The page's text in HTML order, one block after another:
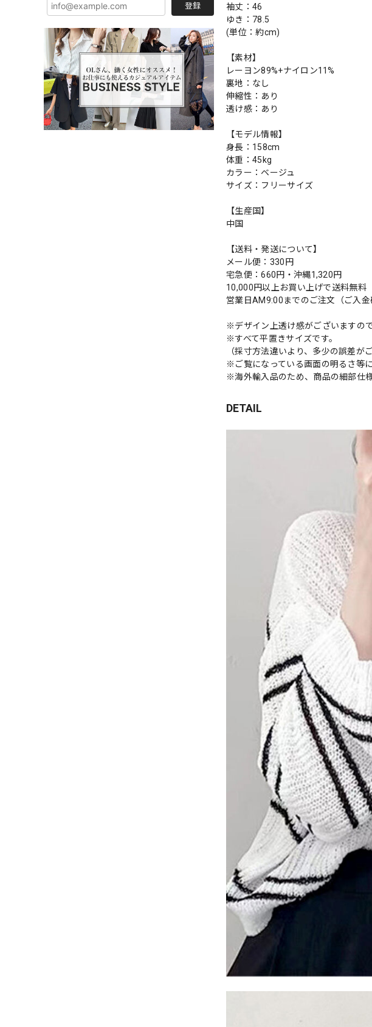
登録
袖丈：46
ゆき：78.5
(単位：約cm)
【素材】
レーヨン89%+ナイロン11%
裏地：なし
伸縮性：あり
透け感：あり
【モデル情報】
身長：158cm
体重：45kg
カラー：ベージュ
サイズ：フリーサイズ
【生産国】
中国
【送料・発送について】
メール便：330円
宅急便：660円・沖縄1,320円
10,000円以上お買い上げで送料無料
営業日AM9:00までのご注文（ご入
※デザイン上透け感がございますの
※すべて平置きサイズです。
（採寸方法違いより、多少の誤差が
※ご覧になっている画面の明るさ等
※海外輸入品のため、商品の細部仕
DETAIL